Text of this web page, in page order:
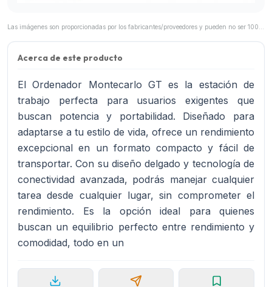
Acerca de este producto
El Ordenador Montecarlo GT es la estación de
trabajo perfecta para usuarios exigentes que
buscan potencia y portabilidad. Diseñado para
adaptarse a tu estilo de vida, ofrece un rendimiento
excepcional en un formato compacto y fácil de
transportar. Con su diseño delgado y tecnología de
conectividad avanzada, podrás manejar cualquier
tarea desde cualquier lugar, sin comprometer el
rendimiento. Es la opción ideal para quienes
buscan un equilibrio perfecto entre rendimiento y
comodidad, todo en un